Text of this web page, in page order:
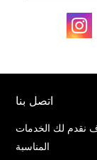
اتصل بنا
نقدم لك الخدمات
المناسبة